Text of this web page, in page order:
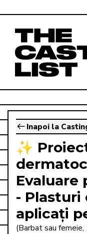
Inapoi la
✨
Evaluare
- Plasturi
aplicați
(Barbat sau